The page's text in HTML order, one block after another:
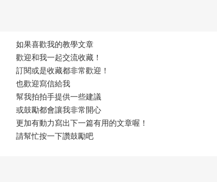
如果喜歡我的教學文章
歡迎和我一起交流收藏！
訂閱或是收藏都非常歡迎！
也歡迎寫信給我
幫我拍拍手提供一些建議
或鼓勵都會讓我非常開心
更加有動力寫出下一篇有用的文章喔！
請幫忙按一下讚鼓勵吧